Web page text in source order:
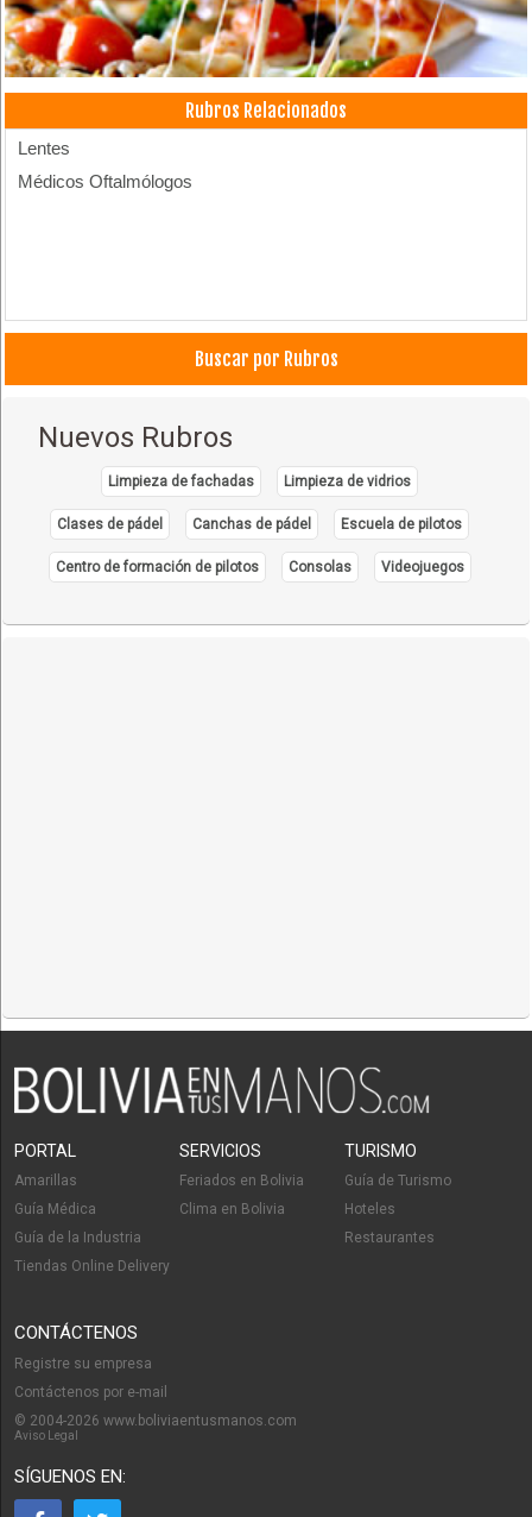
Rubros Relacionados
Lentes
Médicos Oftalmólogos
Buscar por Rubros
Nuevos Rubros
Limpieza de fachadas Limpieza de vidrios
Clases de pádel Canchas de pádel Escuela de pilotos
Centro de formación de pilotos Consolas Videojuegos
PORTAL
Amarillas
Guía Médica
Guía de la Industria
Tiendas Online Delivery
SERVICIOS
Feriados en Bolivia
Clima en Bolivia
TURISMO
Guía de Turismo
Hoteles
Restaurantes
CONTÁCTENOS
Registre su empresa
Contáctenos por e-mail
© 2004-2026 www.boliviaentusmanos.com
Aviso Legal
SÍGUENOS EN: